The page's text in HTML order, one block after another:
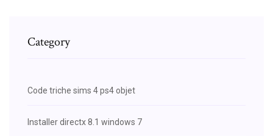
Category
Code triche sims 4 ps4 objet
Installer directx 8.1 windows 7